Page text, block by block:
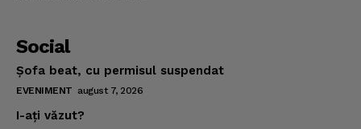
Social
Şofa beat, cu permisul suspendat
EVENIMENT august 7, 2026
I-aţi văzut?